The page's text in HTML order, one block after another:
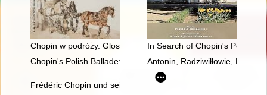
Chopin w podróży. Glosy do biografiiIn Search of Chopin's Poland
Chopin's Polish Ballade: Op. 38 as Narrative of National
Antonin, Radziwiłłowie,
Frédéric Chopin und seine Zeit